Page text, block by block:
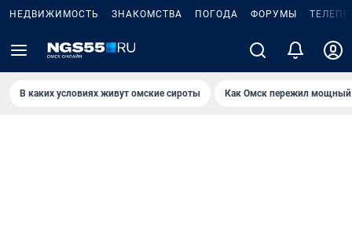
НЕДВИЖИМОСТЬ ЗНАКОМСТВА ПОГОДА ФОРУМЫ
В каких условиях живут омские сироты Как Омск пережил мощный